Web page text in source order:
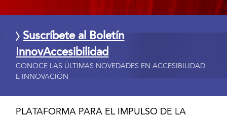
Suscríbete al Boletín
InnovAccesibilidad
CONOCE LAS ÚLTIMAS NOVEDADES EN ACCESIBILIDAD
E INNOVACIÓN
PLATAFORMA PARA EL IMPULSO DE LA